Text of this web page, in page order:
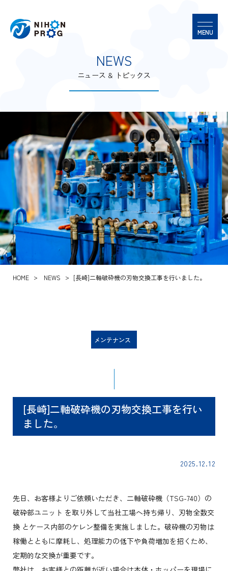
NEWS
ニュース & トピックス
HOME NEWS [長崎]二軸破砕機の刃物交換工事を行いました。
メンテナンス
[長崎]二軸破砕機の刃物交換工事を行い
ました。
2025.12.12
先日、お客様よりご依頼いただき、二軸破砕機（TSG-740）の
破砕部ユニット を取り外して当社工場へ持ち帰り、刃物全数交
換 とケース内部のケレン整備を実施しました。破砕機の刃物は
稼働とともに摩耗し、処理能力の低下や負荷増加を招くため、
定期的な交換が重要です。